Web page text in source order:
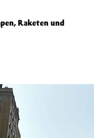
Raketen und